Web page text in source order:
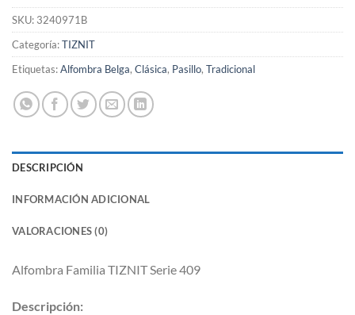
SKU: 3240971B
Categoría:TIZNIT
Etiquetas:Alfombra Belga, Clásica, Pasillo, Tradicional
DESCRIPCIÓN
INFORMACIÓN ADICIONAL
VALORACIONES (0)
Alfombra Familia TIZNIT Serie 409
Descripción: